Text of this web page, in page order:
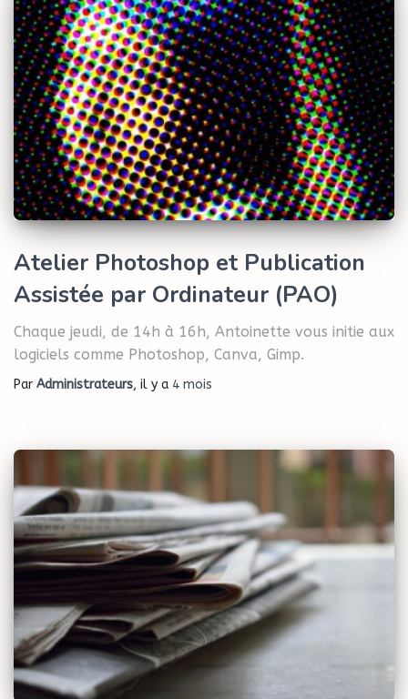
Atelier Photoshop et Publication
Assistée par Ordinateur (PAO)
Chaque jeudi, de 14h à 16h, Antoinette vous initie aux
logiciels comme Photoshop, Canva, Gimp.
Par Administrateurs, il y a 4 mois